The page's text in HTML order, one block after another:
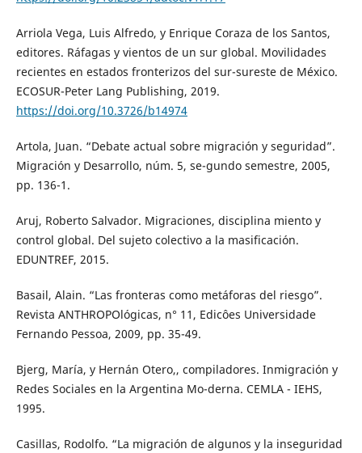
Arriola Vega, Luis Alfredo, y Enrique Coraza de los Santos,
editores. Ráfagas y vientos de un sur global. Movilidades
recientes en estados fronterizos del sur-sureste de México.
ECOSUR-Peter Lang Publishing, 2019.
https://doi.org/10.3726/b14974
Artola, Juan. “Debate actual sobre migración y seguridad”.
Migración y Desarrollo, núm. 5, se-gundo semestre, 2005,
pp. 136-1.
Aruj, Roberto Salvador. Migraciones, disciplina miento y
control global. Del sujeto colectivo a la masificación.
EDUNTREF, 2015.
Basail, Alain. “Las fronteras como metáforas del riesgo”.
Revista ANTHROPOlógicas, n° 11, Edicôes Universidade
Fernando Pessoa, 2009, pp. 35-49.
Bjerg, María, y Hernán Otero,, compiladores. Inmigración y
Redes Sociales en la Argentina Mo-derna. CEMLA - IEHS,
1995.
Casillas, Rodolfo. “La migración de algunos y la inseguridad